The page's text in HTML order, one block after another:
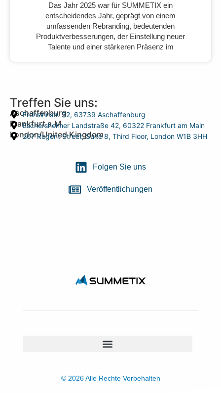
Das Jahr 2025 war für SUMMETIX ein
entscheidendes Jahr, geprägt von einem
umfassenden Rebranding, bedeutenden
Produktverbesserungen, der Einstellung neuer
Talente und einer stärkeren Präsenz im
Treffen Sie uns:
Aschaffenburg
Frohsinnstr. 32, 63739 Aschaffenburg
Frankfurt a.M.
Eschersheimer Landstraße 42, 60322 Frankfurt am Main
London/United Kingdom
207 Regent Street, Suite 8, Third Floor, London W1B 3HH
Folgen Sie uns
Veröffentlichungen
© 2026 Alle Rechte Vorbehalten